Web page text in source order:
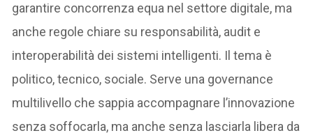
garantire concorrenza equa nel settore digitale, ma
anche regole chiare su responsabilità, audit e
interoperabilità dei sistemi intelligenti. Il tema è
politico, tecnico, sociale. Serve una governance
multilivello che sappia accompagnare l’innovazione
senza soffocarla, ma anche senza lasciarla libera da